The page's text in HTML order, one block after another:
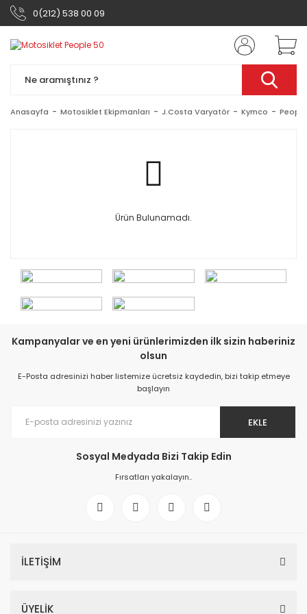
0(212) 538 00 09
Anasayfa Motosiklet Ekipmanları J.Costa Varyatör Kymco
Ürün Bulunamadı.
Kampanyalar ve en yeni ürünlerimizden ilk sizin haberiniz
olsun
E-Posta adresinizi haber listemize ücretsiz kaydedin, bizi takip etmeye
başlayın
EKLE
Sosyal Medyada Bizi Takip Edin
Fırsatları yakalayın..
İLETİŞİM
ÜYELİK